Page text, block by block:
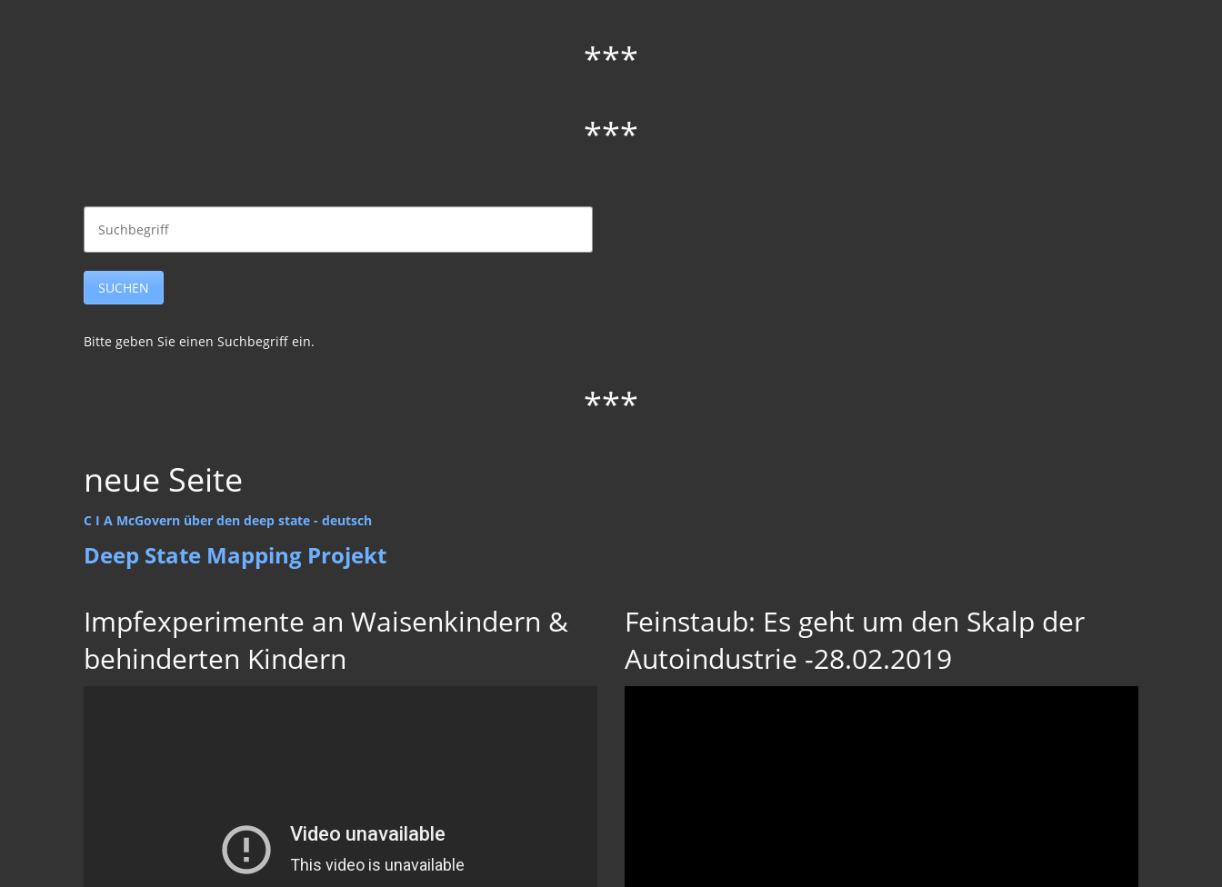
***
***
Bitte geben Sie einen Suchbegriff ein.
***
neue Seite
C I A McGovern über den deep state - deutsch
Deep State Mapping Projekt
Impfexperimente an Waisenkindern &
behinderten Kindern
Feinstaub: Es geht um den Skalp der
Autoindustrie -28.02.2019